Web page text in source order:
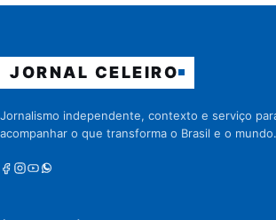
JORNAL CELEIRO
Jornalismo independente, contexto e serviço
acompanhar o que transforma o Brasil e o mundo.
Facebook
Instagram
Youtube
Whatsapp